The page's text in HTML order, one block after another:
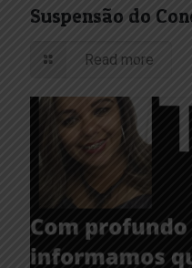
Suspensão do
Read more